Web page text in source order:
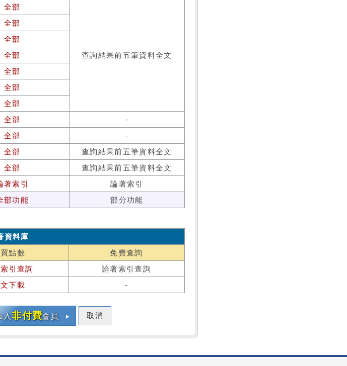
全部
查詢結果前五筆資料全文
全部
全部
全部
全部
全部
全部
全部
-
全部
-
全部
查詢結果前五筆資料全文
全部
查詢結果前五筆資料全文
著索引
論著索引
部功能 部分功能
資料庫
點數 免費查詢
引查詢
論著索引查詢
下載
-
入非付費會員 取消